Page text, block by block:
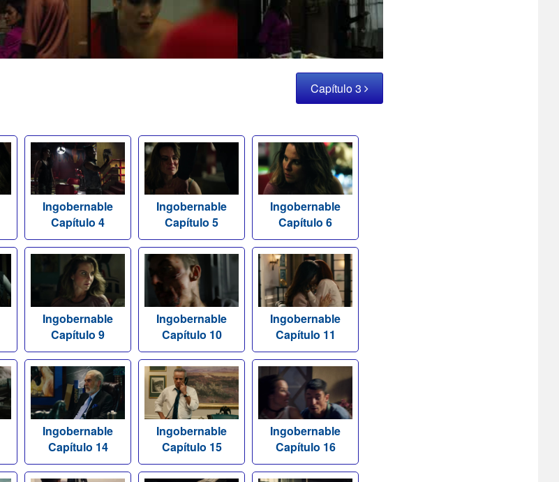
Capítulo 3
Ingobernable
Capítulo 4
Ingobernable
Capítulo 5
Ingobernable
Capítulo 6
Ingobernable
Capítulo 9
Ingobernable
Capítulo 10
Ingobernable
Capítulo 11
Ingobernable
Capítulo 14
Ingobernable
Capítulo 15
Ingobernable
Capítulo 16